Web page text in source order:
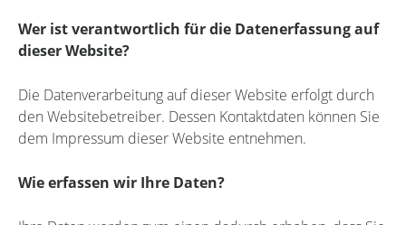
Wer ist verantwortlich für die Datenerfassung auf
dieser Website?
Die Datenverarbeitung auf dieser Website erfolgt durch
den Websitebetreiber. Dessen Kontaktdaten können Sie
dem Impressum dieser Website entnehmen.
Wie erfassen wir Ihre Daten?